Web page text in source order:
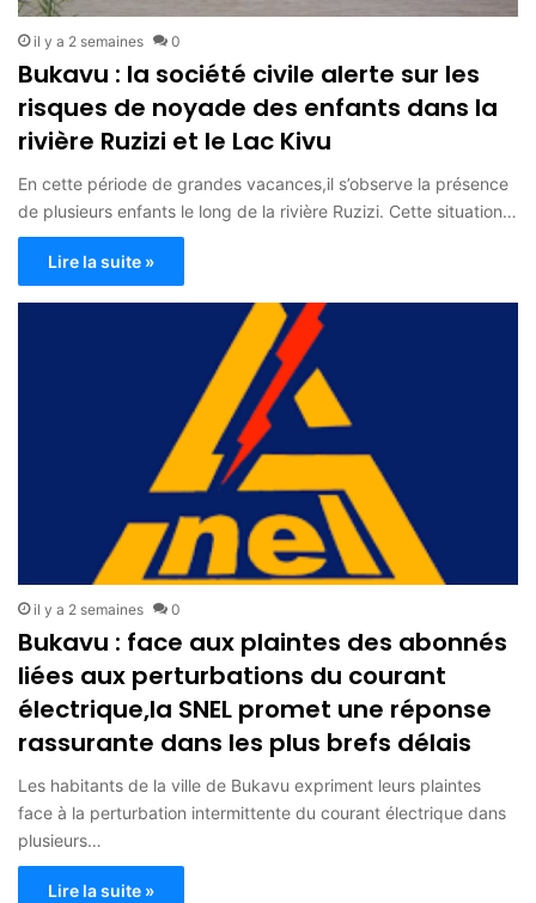
il y a 2 semaines 0
Bukavu : la société civile alerte sur les
risques de noyade des enfants dans la
rivière Ruzizi et le Lac Kivu
En cette période de grandes vacances,il s’observe la présence
de plusieurs enfants le long de la rivière Ruzizi. Cette situation…
Lire la suite »
il y a 2 semaines 0
Bukavu : face aux plaintes des abonnés
liées aux perturbations du courant
électrique,la SNEL promet une réponse
rassurante dans les plus brefs délais
Les habitants de la ville de Bukavu expriment leurs plaintes
face à la perturbation intermittente du courant électrique dans
plusieurs…
Lire la suite »